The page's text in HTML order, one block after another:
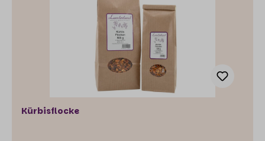
Kürbisflocke